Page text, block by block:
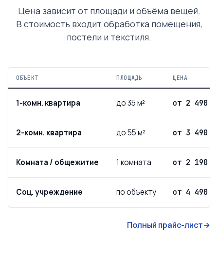
Цена зависит от площади и объёма вещей.
В стоимость входит обработка помещения,
постели и текстиля.
ОБЪЕКТ ПЛОЩАДЬ ЦЕНА
1-комн. квартира до 35 м² от 2 490 ₽
2-комн. квартира до 55 м² от 3 490 ₽
Комната / общежитие 1 комната от 2 190 ₽
Соц. учреждение по объекту от 4 490 ₽
Полный прайс-лист→